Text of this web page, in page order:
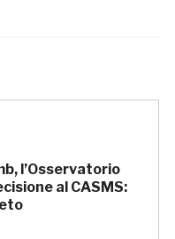
l’Osservatorio
al CASMS: